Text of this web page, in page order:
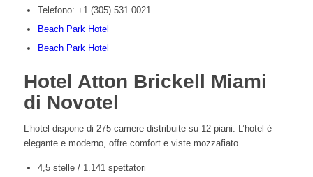
Telefono: +1 (305) 531 0021
Beach Park Hotel
Beach Park Hotel
Hotel Atton Brickell Miami
di Novotel
L’hotel dispone di 275 camere distribuite su 12 piani. L’hotel è
elegante e moderno, offre comfort e viste mozzafiato.
4,5 stelle / 1.141 spettatori